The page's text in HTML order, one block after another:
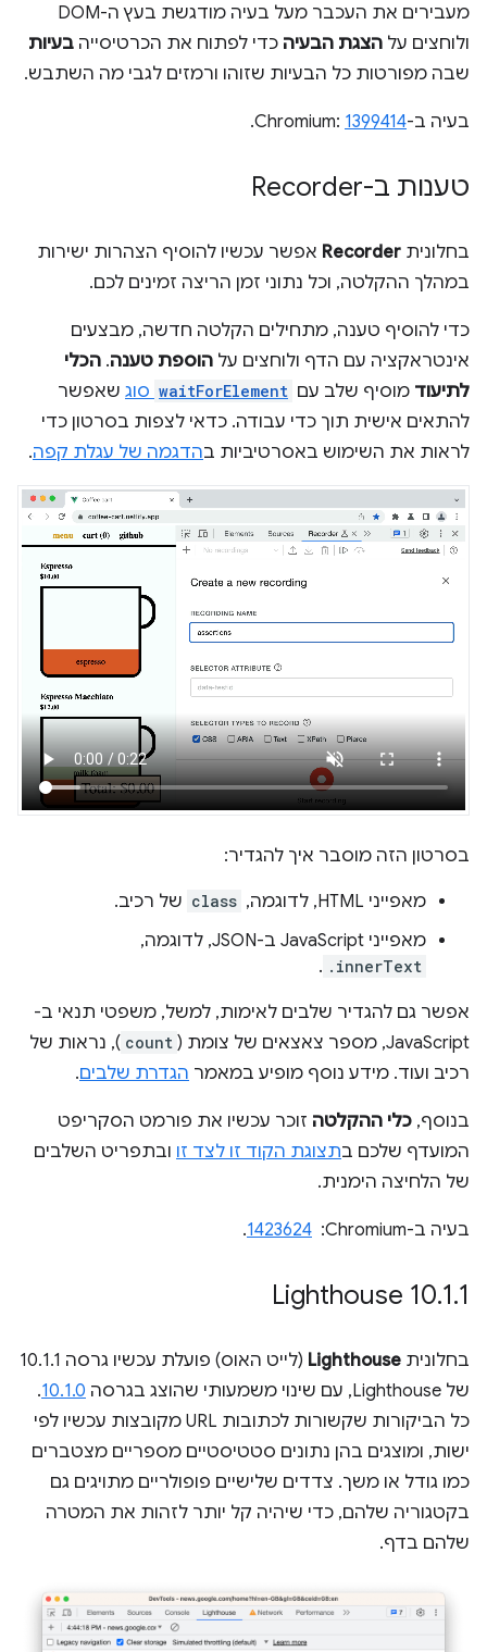
מעבירים את העכבר מעל בעיה מודגשת בעץ ה-DOM
ולוחצים על הצגת הבעיה כדי לפתוח את הכרטיסייה בעיות
שבה מפורטות כל הבעיות שזוהו ורמזים לגבי מה השתבש.
בעיה ב-Chromium:1399414
.
טענות ב-Recorder
בחלונית Recorder אפשר עכשיו להוסיף הצהרות ישירות
במהלך ההקלטה, וכל נתוני זמן הריצה זמינים לכם.
כדי להוסיף טענה, מתחילים הקלטה חדשה, מבצעים
אינטראקציה עם הדף ולוחצים על הוספת טענה. הכלי
לתיעוד מוסיף שלב עם waitForElement סוג שאפשר
להתאים אישית תוך כדי עבודה. כדאי לצפות בסרטון כדי
לראות את השימוש באסרטיביות בהדגמה של עגלת קפה.
בסרטון הזה מוסבר איך להגדיר:
מאפייני HTML, לדוגמה, class של רכיב.
מאפייני JavaScript ב-JSON, לדוגמה,
.innerText
.
אפשר גם להגדיר שלבים לאימות, למשל, משפטי תנאי ב-
JavaScript, מספר צאצאים של צומת (
count ), נראות של
רכיב ועוד. מידע נוסף מופיע במאמר הגדרת שלבים.
בנוסף, כלי ההקלטה זוכר עכשיו את פורמט הסקריפט
המועדף שלכם בתצוגת הקוד זו לצד זו ובתפריט השלבים
של הלחיצה הימנית.
בעיה ב-Chromium: ‏ 1423624
.
‫Lighthouse 10.1.1
בחלונית Lighthouse
(לייט האוס) פועלת עכשיו גרסה 10.1.1
של Lighthouse, עם שינוי משמעותי שהוצג בגרסה
10.1.0
.
כל הביקורות שקשורות לכתובות URL מקובצות עכשיו לפי
ישות, ומוצגים בהן נתונים סטטיסטיים מספריים מצטברים
כמו גודל או משך. צדדים שלישיים פופולריים מתויגים גם
בקטגוריה שלהם, כדי שיהיה קל יותר לזהות את המטרה
שלהם בדף.